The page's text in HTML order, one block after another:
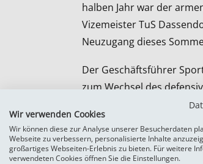
halben Jahr war der
Vizemeister TuS
Neuzugang dieses
Der Geschäftsführer
zum Wechsel des
überzeugt, dass Erjanik
darstellen kann. Er hatte
und verfügt mit seinen
Herrenbereich.“ Ganz
Wir verwenden Cookies
Wir können diese zur Analyse unserer Besucherdaten
Webseite zu verbessern, personalisierte Inhalte
großartiges Webseiten-Erlebnis zu bieten. Für weitere
verwendeten Cookies öffnen Sie die Einstellungen.